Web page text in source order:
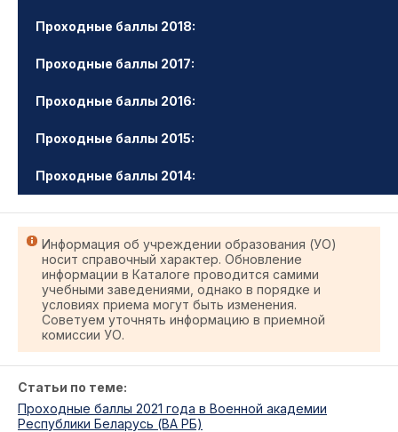
Проходные баллы 2018:
Проходные баллы 2017:
Проходные баллы 2016:
Проходные баллы 2015:
Проходные баллы 2014:
Информация об учреждении образования (УО)
носит справочный характер. Обновление
информации в Каталоге проводится самими
учебными заведениями, однако в порядке и
условиях приема могут быть изменения.
Советуем уточнять информацию в приемной
комиссии УО.
Статьи по теме:
Проходные баллы 2021 года в Военной академии
Республики Беларусь (ВА РБ)